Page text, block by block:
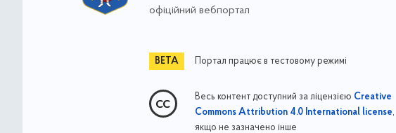
офіційний вебпортал
Портал працює в тестовому режимі
Весь контент доступний за ліцензією Creative
Commons Attribution 4.0 International license,
якщо не зазначено інше